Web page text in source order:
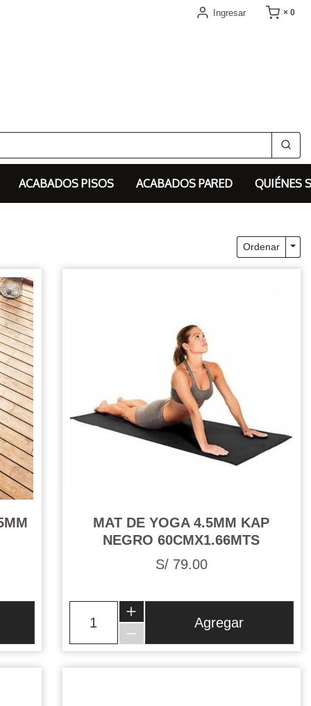
Ingresar × 0
ACABADOS PISOS ACABADOS PARED QUIÉNES
Ordenar
MAT DE YOGA 4.5MM KAP
NEGRO 60CMX1.66MTS
S/ 79.00
Agregar